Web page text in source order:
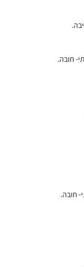
חובה.
חובה.